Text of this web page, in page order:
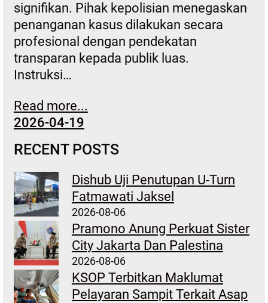
signifikan. Pihak kepolisian menegaskan
penanganan kasus dilakukan secara
profesional dengan pendekatan
transparan kepada publik luas.
Instruksi…
Read more...
2026-04-19
RECENT POSTS
Dishub Uji Penutupan U-Turn
Fatmawati Jaksel
2026-08-06
Pramono Anung Perkuat Sister
City Jakarta Dan Palestina
2026-08-06
KSOP Terbitkan Maklumat
Pelayaran Sampit Terkait Asap